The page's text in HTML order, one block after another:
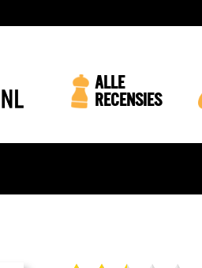
ALLE
RECENSIES